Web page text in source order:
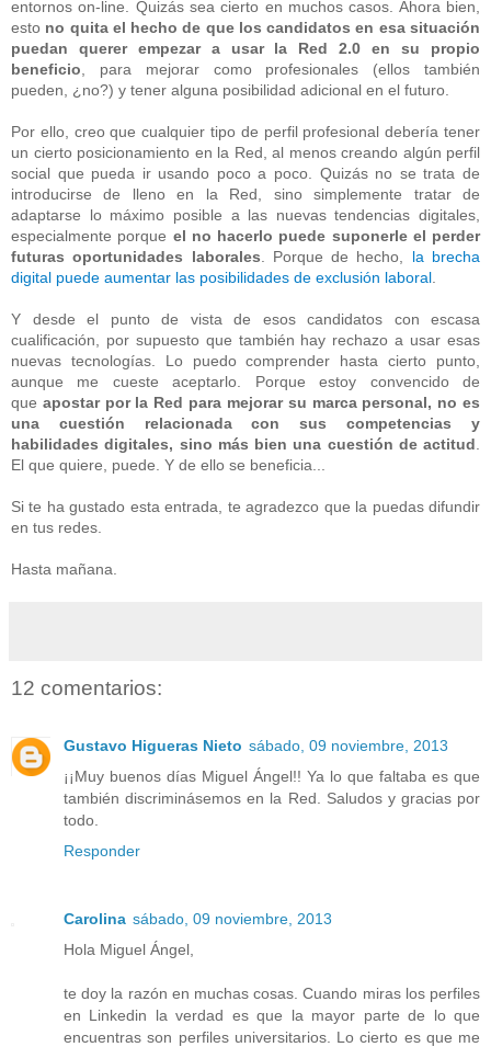
entornos on-line. Quizás sea cierto en muchos casos. Ahora bien,
esto no quita el hecho de que los candidatos en esa situación
puedan querer empezar a usar la Red 2.0 en su propio
beneficio , para mejorar como profesionales (ellos también
pueden, ¿no?) y tener alguna posibilidad adicional en el futuro.
Por ello, creo que cualquier tipo de perfil profesional debería tener
un cierto posicionamiento en la Red, al menos creando algún perfil
social que pueda ir usando poco a poco. Quizás no se trata de
introducirse de lleno en la Red, sino simplemente tratar de
adaptarse lo máximo posible a las nuevas tendencias digitales,
especialmente porque el no hacerlo puede suponerle el perder
futuras oportunidades laborales . Porque de hecho, la brecha
digital puede aumentar las posibilidades de exclusión laboral
Y desde el punto de vista de esos candidatos con escasa
cualificación, por supuesto que también hay rechazo a usar esas
nuevas tecnologías. Lo puedo comprender hasta cierto punto,
aunque me cueste aceptarlo. Porque estoy convencido de
que apostar por la Red para mejorar su marca personal, no es
una cuestión relacionada con sus competencias y
habilidades digitales, sino más bien una cuestión de actitud
El que quiere, puede. Y de ello se beneficia...
Si te ha gustado esta entrada, te agradezco que la puedas difundir
en tus redes.
Hasta mañana.
12 comentarios:
Gustavo Higueras Nieto sábado, 09 noviembre, 2013
¡¡Muy buenos días Miguel Ángel!! Ya lo que faltaba es que
también discriminásemos en la Red. Saludos y gracias por
todo.
Responder
Carolina sábado, 09 noviembre, 2013
Hola Miguel Ángel,
te doy la razón en muchas cosas. Cuando miras los perfiles
en Linkedin la verdad es que la mayor parte de lo que
encuentras son perfiles universitarios. Lo cierto es que me